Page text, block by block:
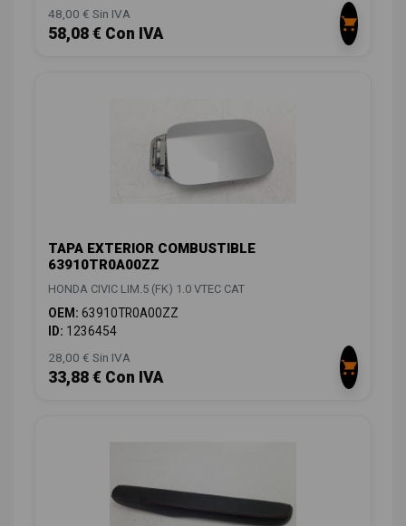
48,00 € Sin IVA
58,08 € Con IVA
TAPA EXTERIOR COMBUSTIBLE
63910TR0A00ZZ
HONDA CIVIC LIM.5 (FK) 1.0 VTEC CAT
OEM: 63910TR0A00ZZ
ID: 1236454
28,00 € Sin IVA
33,88 € Con IVA